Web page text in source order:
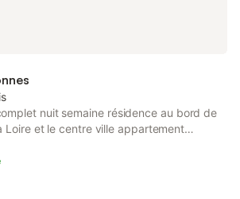
nuit semaine résidence au bord de
Loire et le centre ville appartement
salle de bain et une chambre avec lit
une personne